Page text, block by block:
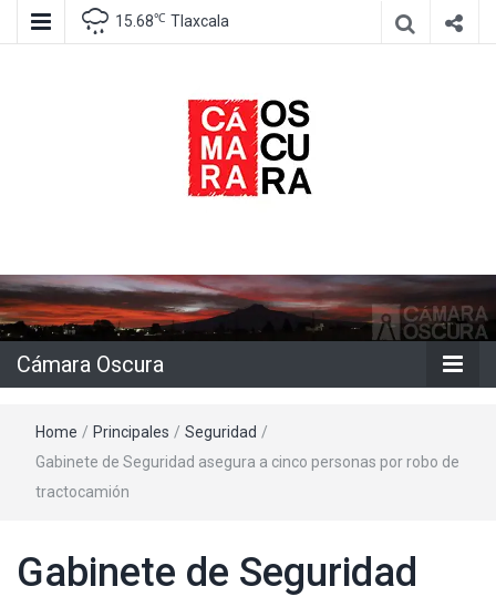
15.68℃ Tlaxcala
Cámara
Oscura
Cámara Oscura
Home / Principales / Seguridad /
Gabinete de Seguridad asegura a cinco personas por robo de
tractocamión
Gabinete de Seguridad